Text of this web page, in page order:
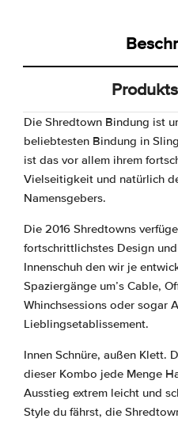
Die Shredtown Bindung ist
beliebtesten Bindung in
ist das vor allem ihrem
Vielseitigkeit und natürlich
Namensgebers.
Die 2016 Shredtowns
fortschrittlichstes Design
Innenschuh den wir je
Spaziergänge um’s Cable,
Whinchsessions oder sogar
Lieblingsetablissement.
Innen Schnüre, außen Klett.
dieser Kombo jede Menge
Ausstieg extrem leicht und
Style du fährst, die